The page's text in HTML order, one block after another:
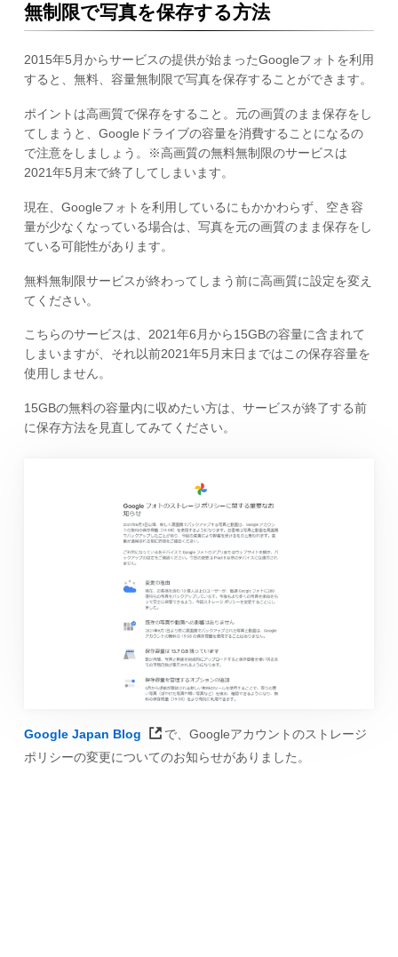
無制限で写真を保存する方法
2015年5月からサービスの提供が始まったGoogleフォトを利用
すると、無料、容量無制限で写真を保存することができます。
ポイントは高画質で保存をすること。元の画質のまま保存をし
てしまうと、Googleドライブの容量を消費することになるの
で注意をしましょう。※高画質の無料無制限のサービスは
2021年5月末で終了してしまいます。
現在、Googleフォトを利用しているにもかかわらず、空き容
量が少なくなっている場合は、写真を元の画質のまま保存をし
ている可能性があります。
無料無制限サービスが終わってしまう前に高画質に設定を変え
てください。
こちらのサービスは、2021年6月から15GBの容量に含まれて
しまいますが、それ以前2021年5月末日まではこの保存容量を
使用しません。
15GBの無料の容量内に収めたい方は、サービスが終了する前
に保存方法を見直してみてください。
Google Japan Blog
で、Googleアカウントのストレージ
ポリシーの変更についてのお知らせがありました。